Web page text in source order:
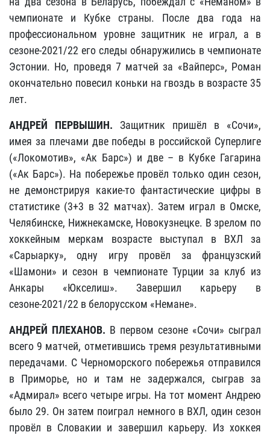
чемпионате и Кубке страны. После два года на
профессиональном уровне защитник не играл, а в
сезоне-2021/22 его следы обнаружились в чемпионате
Эстонии. Но, проведя 7 матчей за «Вайперс», Роман
окончательно повесил коньки на гвоздь в возрасте 35
лет.
АНДРЕЙ ПЕРВЫШИН. Защитник пришёл в «Сочи»,
имея за плечами две победы в российской Суперлиге
(«Локомотив», «Ак Барс») и две – в Кубке Гагарина
(«Ак Барс»). На побережье провёл только один сезон,
не демонстрируя какие-то фантастические цифры в
статистике (3+3 в 32 матчах). Затем играл в Омске,
Челябинске, Нижнекамске, Новокузнецке. В зрелом по
хоккейным меркам возрасте выступал в ВХЛ за
«Сарыарку», одну игру провёл за французский
«Шамони» и сезон в чемпионате Турции за клуб из
Анкары «Юкселиш». Завершил карьеру в
сезоне-2021/22 в белорусском «Немане».
АНДРЕЙ ПЛЕХАНОВ. В первом сезоне «Сочи» сыграл
всего 9 матчей, отметившись тремя результативными
передачами. С Черноморского побережья отправился
в Приморье, но и там не задержался, сыграв за
«Адмирал» всего четыре игры. На тот момент Андрею
было 29. Он затем поиграл немного в ВХЛ, один сезон
провёл в Словакии и завершил карьеру. Из хоккея